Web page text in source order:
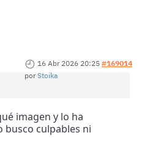
16 Abr 2026 20:25 #169014
porStoika
imagen y lo ha
busco culpables ni